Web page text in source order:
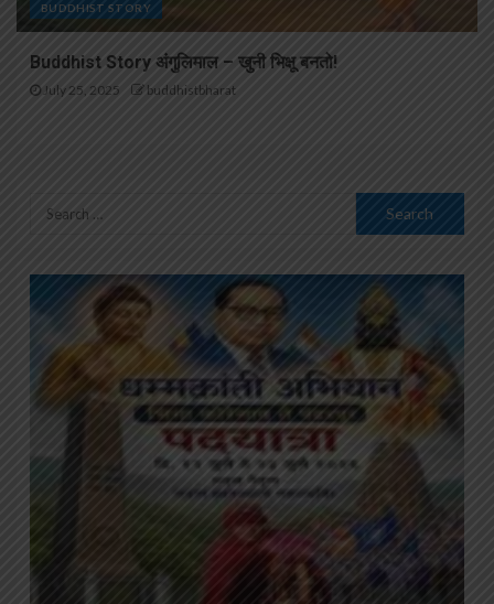
BUDDHIST STORY
Buddhist Story अंगुलिमाल – खुनी भिक्षू बनतो!
July 25, 2025 buddhistbharat